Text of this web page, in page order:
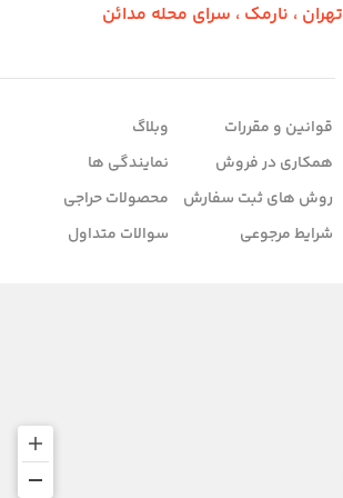
تهران ،‌ نارمک ، سرای محله مدائن
قوانین و مقررات
همکاری در فروش
روش های ثبت سفارش
شرایط مرجوعی
وبلاگ
نمایندگی ها
محصولات حراجی
سوالات متداول